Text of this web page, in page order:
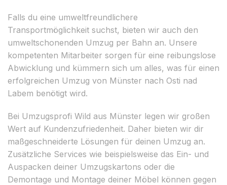
Falls du eine umweltfreundlichere
Transportmöglichkeit suchst, bieten wir auch den
umweltschonenden Umzug per Bahn an. Unsere
kompetenten Mitarbeiter sorgen für eine reibungslose
Abwicklung und kümmern sich um alles, was für einen
erfolgreichen Umzug von Münster nach Osti nad
Labem benötigt wird.
Bei Umzugsprofi Wild aus Münster legen wir großen
Wert auf Kundenzufriedenheit. Daher bieten wir dir
maßgeschneiderte Lösungen für deinen Umzug an.
Zusätzliche Services wie beispielsweise das Ein- und
Auspacken deiner Umzugskartons oder die
Demontage und Montage deiner Möbel können gegen